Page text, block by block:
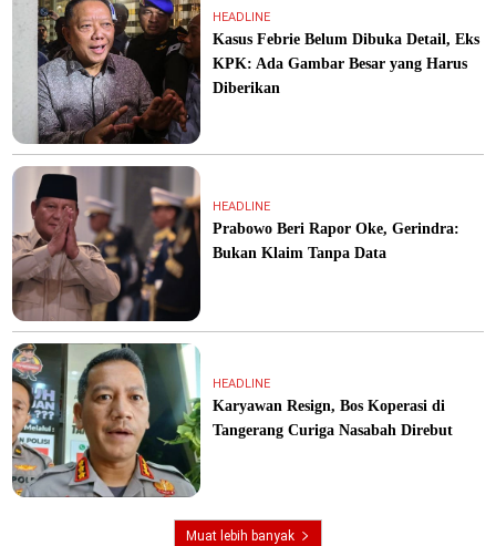
HEADLINE
Kasus Febrie Belum Dibuka Detail, Eks
KPK: Ada Gambar Besar yang Harus
Diberikan
HEADLINE
Prabowo Beri Rapor Oke, Gerindra:
Bukan Klaim Tanpa Data
HEADLINE
Karyawan Resign, Bos Koperasi di
Tangerang Curiga Nasabah Direbut
Muat lebih banyak